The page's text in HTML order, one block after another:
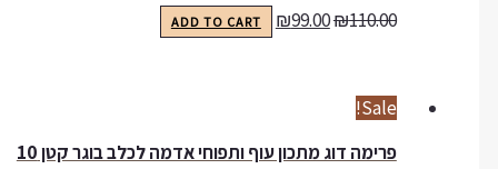
₪110.00
₪99.00
ADD TO CART
Sale!
פרימה דוג מתכון עוף ותפוחי אדמה לכלב בוגר קטן 10